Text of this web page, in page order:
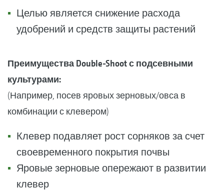
Целью является снижение расхода
удобрений и средств защиты растений
Преимущества Double-Shoot с подсевными
культурами:
(Например, посев яровых зерновых/овса в
комбинации с клевером)
Клевер подавляет рост сорняков за счет
своевременного покрытия почвы
Яровые зерновые опережают в развитии
клевер